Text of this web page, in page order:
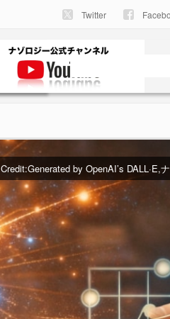
Twitter
Credit:Generated by OpenAI’s DALL·E,